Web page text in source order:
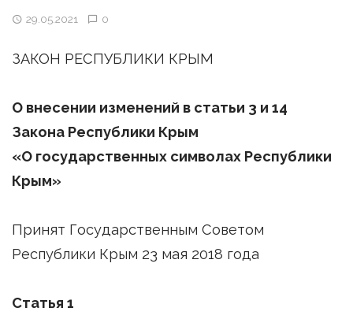
29.05.2021 0
ЗАКОН РЕСПУБЛИКИ КРЫМ
О внесении изменений в статьи 3 и 14
Закона Республики Крым
«О государственных символах Республики
Крым»
Принят Государственным Советом
Республики Крым 23 мая 2018 года
Статья 1